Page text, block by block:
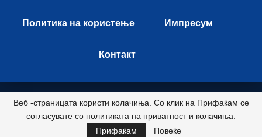
Политика на користење Импресум
Контакт
© 2026 - Istok Press. All Rights Reserved.
Развиено и хостирано од
Веб -страницата користи колачиња. Со клик на Прифаќам се
согласувате со политиката на приватност и колачиња.
Прифаќам
Повеќе